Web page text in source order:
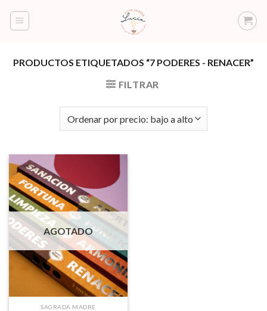
PRODUCTOS ETIQUETADOS “7 PODERES - RENACER”
FILTRAR
AGOTADO
SAGRADA MADRE